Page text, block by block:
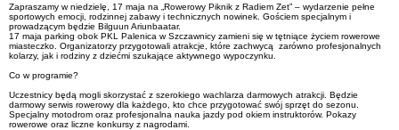
Zapraszamy w niedzielę, 17 maja na „Rowerowy Piknik z Radiem Zet” – wydarzenie pełne
sportowych emocji, rodzinnej zabawy i technicznych nowinek. Gościem specjalnym i
prowadzącym będzie Bilguun Ariunbaatar.
17 maja parking obok PKL Palenica w Szczawnicy zamieni się w tętniące życiem rowerowe
miasteczko. Organizatorzy przygotowali atrakcje, które zachwycą zarówno profesjonalnych
kolarzy, jak i rodziny z dziećmi szukające aktywnego wypoczynku.
Co w programie?
Uczestnicy będą mogli skorzystać z szerokiego wachlarza darmowych atrakcji. Będzie
darmowy serwis rowerowy dla każdego, kto chce przygotować swój sprzęt do sezonu.
Specjalny motodrom oraz profesjonalna nauka jazdy pod okiem instruktorów. Pokazy
rowerowe oraz liczne konkursy z nagrodami.